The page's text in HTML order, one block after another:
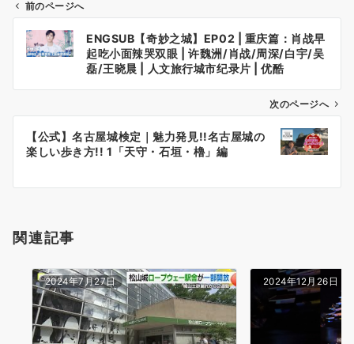
ビ
ン
前のページへ
ENGSUB【奇妙之城】EP02 | 重庆篇：肖战早
起吃小面辣哭双眼 | 许魏洲/肖战/周深/白宇/吴
磊/王晓晨 | 人文旅行城市纪录片 | 优酷
次のページへ
【公式】名古屋城検定｜魅力発見!!名古屋城の
楽しい歩き方!! 1「天守・石垣・櫓」編
関連記事
2024年7月27日 2024年12月26日